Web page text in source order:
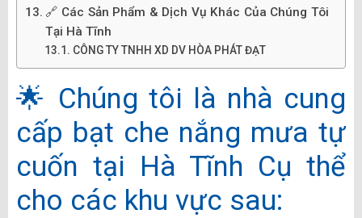
🔗 Các Sản Phẩm & Dịch Vụ Khác Của Chúng Tôi
Tại Hà Tĩnh
CÔNG TY TNHH XD DV HÒA PHÁT ĐẠT
🌟 Chúng tôi là nhà cung
cấp bạt che nắng mưa tự
cuốn tại Hà Tĩnh Cụ thể
cho các khu vực sau: